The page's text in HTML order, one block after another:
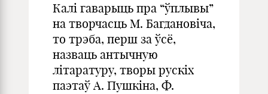
Калі гаварыць пра “ўплывы”
на творчасць М. Багдановіча,
то трэба, перш за ўсё,
назваць антычную
літаратуру, творы рускіх
паэтаў А. Пушкіна, Ф.